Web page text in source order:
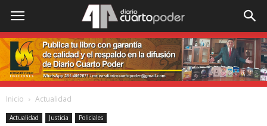
Inicio Actualidad
Actualidad Justicia Policiales